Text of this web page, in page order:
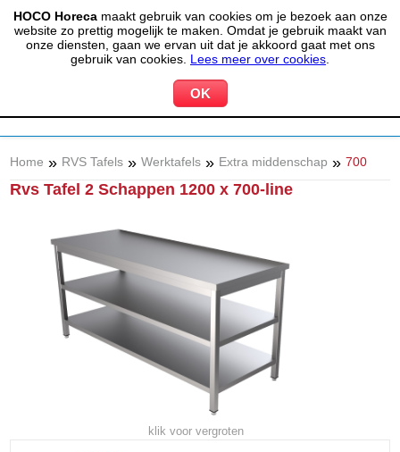
HOCO Horecamaakt gebruik van cookies om je bezoek aan onze
website zo prettig mogelijk te maken. Omdat je gebruik maakt van
onze diensten, gaan we ervan uit dat je akkoord gaat met ons
gebruik van cookies. Lees meer over cookies
(020) 497 6325 info@hocohoreca.nl
MIJN ACCOUNT 0 WINKELWAGEN
Home » RVS Tafels » Werktafels » Extra middenschap » 700
Rvs Tafel 2 Schappen 1200 x 700-line
klik voor vergroten